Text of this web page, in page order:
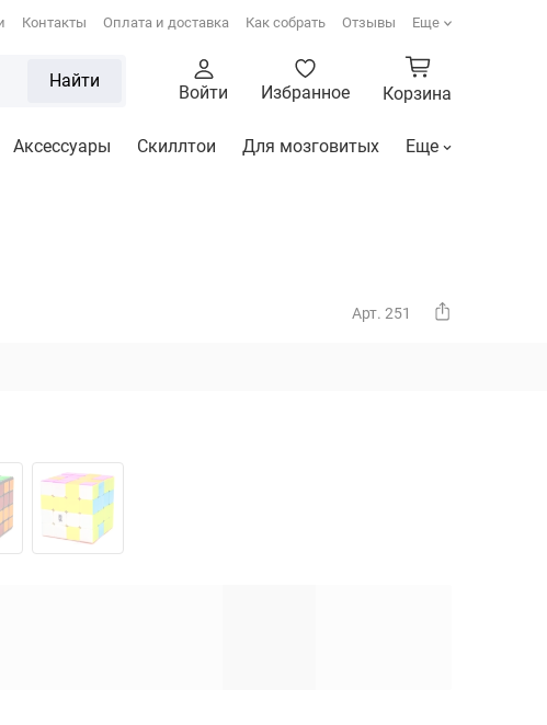
Контакты Оплата и доставка Как собрать Отзывы Еще
Найти
Войти Избранное Корзина
Аксессуары Скиллтои Для мозговитых Еще
Арт. 251